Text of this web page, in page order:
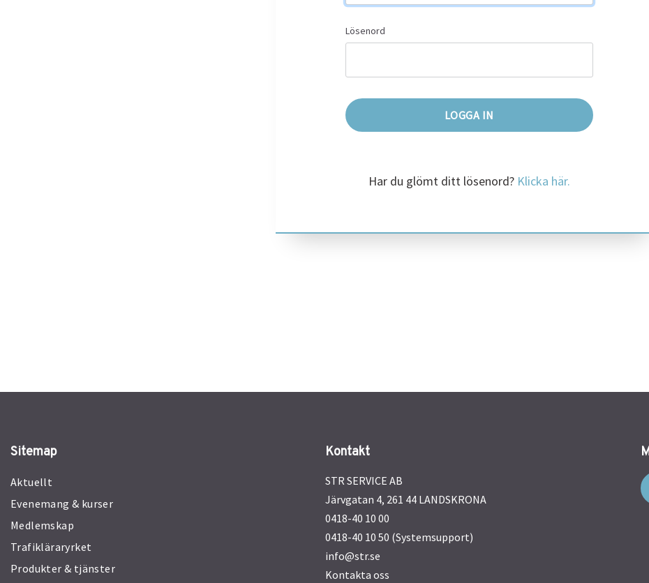
Lösenord
Har du glömt ditt lösenord? Klicka här.
Sitemap
Aktuellt
Evenemang & kurser
Medlemskap
Trafikläraryrket
Produkter & tjänster
Kontakt
STR SERVICE AB
Järvgatan 4, 261 44 LANDSKRONA
0418-40 10 00
0418-40 10 50 (Systemsupport)
info@str.se
Kontakta oss